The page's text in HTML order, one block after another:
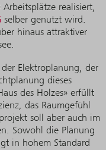
realisiert,
selber genutzt wird.
hinaus attraktiver
der Elektroplanung, der
dieses
des Holzes» erfüllt
das Raumgefühl
soll aber auch im
Sowohl die Planung
in hohem Standard